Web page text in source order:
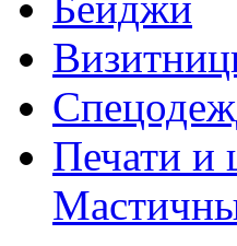
Печати и